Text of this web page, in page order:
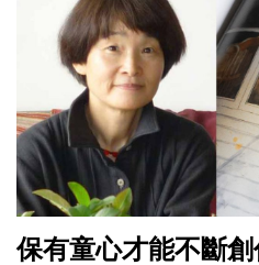
保有童心才能不斷